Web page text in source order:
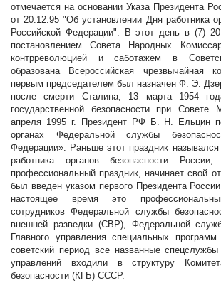
отмечается на основании Указа Президента
от 20.12.95 "Об установлении Дня работника
Российской Федерации". В этот день в (7)
постановлением Совета Народных
контрреволюцией и саботажем в
образована Всероссийская чрезвычайная
первым председателем был назначен Ф. Э.
после смерти Сталина, 13 марта 1954
государственной безопасности при
апреля 1995 г. Президент РФ Б. Н. Ельцин
органах Федеральной службы
Федерации». Раньше этот праздник
работника органов безопасности
профессиональный праздник, начинает свой
был введен указом первого Президента
настоящее время это
сотрудников Федеральной службы
внешней разведки (СВР), Федеральной
Главного управления специальных
советский период все названные
управлений входили в структуру
безопасности (КГБ) СССР.